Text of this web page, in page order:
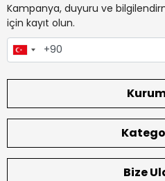
Kampanya, duyuru ve
için kayıt olun.
Bize